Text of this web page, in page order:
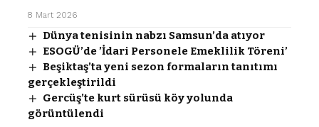
8 Mart 2026
Dünya tenisinin nabzı Samsun’da atıyor
ESOGÜ’de ’İdari Personele Emeklilik Töreni’
Beşiktaş’ta yeni sezon formaların tanıtımı
gerçekleştirildi
Gercüş’te kurt sürüsü köy yolunda
görüntülendi